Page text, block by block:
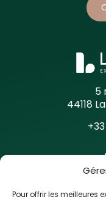
Pour offrir les meilleures
5
44118